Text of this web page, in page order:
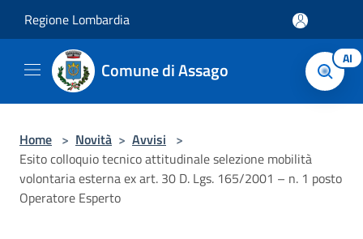
Regione Lombardia
Comune di Assago AI
Home > Novità > Avvisi >
Esito colloquio tecnico attitudinale selezione mobilità
volontaria esterna ex art. 30 D. Lgs. 165/2001 – n. 1 posto
Operatore Esperto